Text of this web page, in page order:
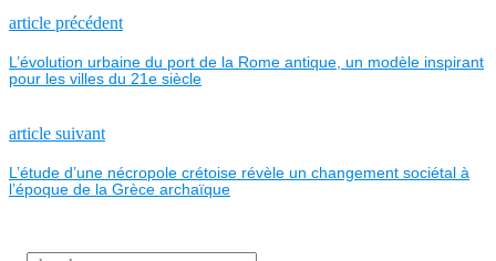
NAVIGATION
DE
L’ARTICLE
article précédentPrevious
L’évolution urbaine du port de la Rome antique, un modèle inspirant
pour les villes du 21e siècle
article suivantNext
L’étude d’une nécropole crétoise révèle un changement sociétal à
l’époque de la Grèce archaïque